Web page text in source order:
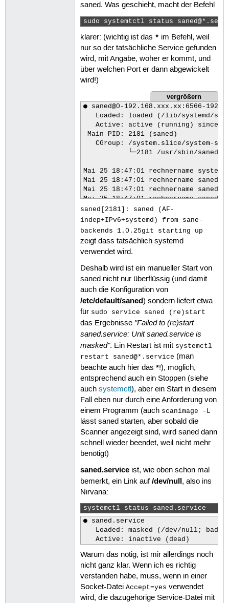
saned. Was geschieht, macht der Befehl
sudo systemtctl status
klarer: (wichtig ist das * im Befehl, weil
nur so der tatsächliche Service gefunden
wird, mit Angabe, woher er kommt, und
über welchen Port er dann abgewickelt
wird!)
vergrößern
● saned@0-192.168.xxx.xx:6566-
Loaded: loaded (/lib/systemd/
Active: active (running) since
Main PID: 2181 (saned)
CGroup: /system.slice/system-
           └─2181 /usr/sbin/saned
Mai 25 18:47:01 rechnername
Mai 25 18:47:01 rechnername
Mai 25 18:47:01 rechnername
Mai 25 18:47:01 rechnername
saned[2181]: saned (AF-
indep+IPv6+systemd) from sane-
backends 1.0.25git starting up
zeigt dass tatsächlich systemd
verwendet wird.
Deshalb wird ist ein manueller Start von
saned nicht nur überflüssig (und damit
auch die Konfiguration von
/etc/default/saned) sondern liefert etwa
für sudo service saned (re)start
das Ergebnisse "Failed to (re)start
saned.service: Unit saned.service is
masked". Ein Restart ist mit systemctl
restart saned@*.service (man
beachte auch hier das *!), möglich,
entsprechend auch ein Stoppen (siehe
auch systemctl), aber ein Start in diesem
Fall eben nur durch eine Anforderung von
einem Programm (auch scanimage -L
lässt saned starten, aber sobald die
Scanner angezeigt sind, wird saned dann
schnell wieder beendet, weil nicht mehr
benötigt)
saned.serviceist, wie oben schon mal
bemerkt, ein Link auf/dev/null, also ins
Nirvana:
systemctl status saned.service
● saned.service
   Loaded: masked (/dev/null; bad)
   Active: inactive (dead)
Warum das nötig, ist mir allerdings noch
nicht ganz klar. Wenn ich es richtig
verstanden habe, muss, wenn in einer
Socket-Datei Accept=yes verwendet
wird, die dazugehörige Service-Datei mit